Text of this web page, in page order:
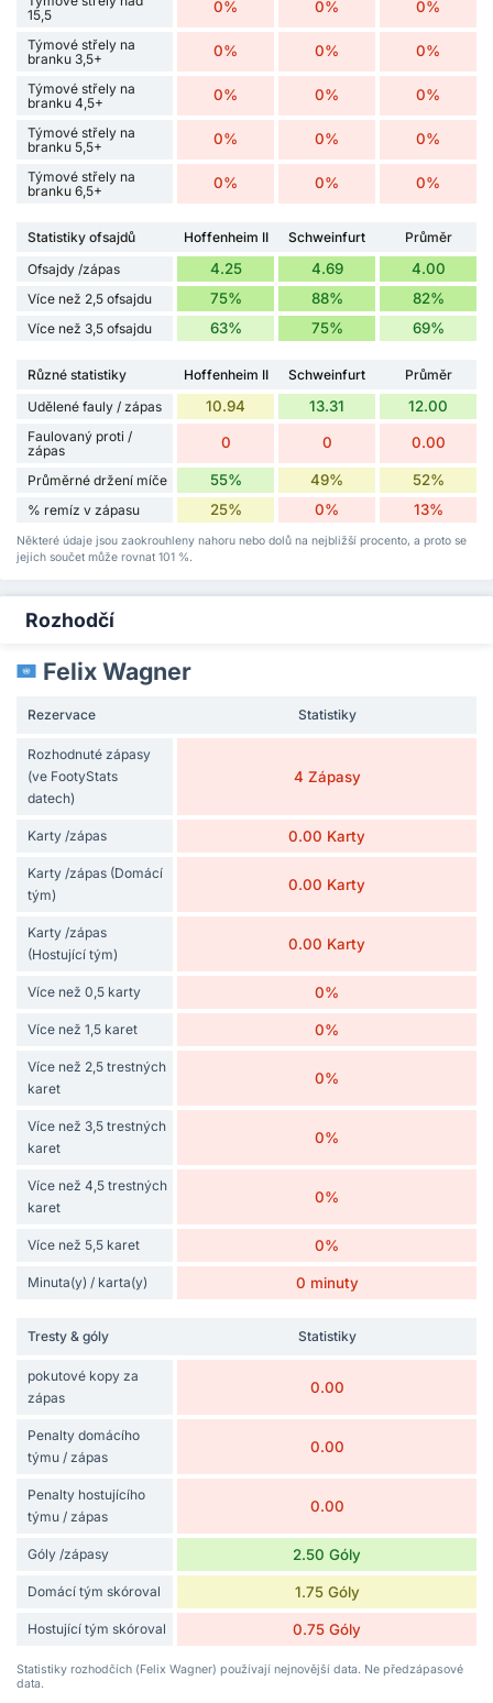
15,5
0% 0% 0%
Týmové střely na
branku 3,5+
0% 0% 0%
Týmové střely na
branku 4,5+
0% 0% 0%
Týmové střely na
branku 5,5+
0% 0% 0%
Týmové střely na
branku 6,5+
0% 0% 0%
Statistiky ofsajdů Hoffenheim II Schweinfurt
Průměr
Ofsajdy /zápas
4.25 4.69 4.00
Více než 2,5 ofsajdu 75% 88% 82%
Více než 3,5 ofsajdu 63% 75% 69%
Různé statistiky Hoffenheim II Schweinfurt
Průměr
Udělené fauly / zápas
10.94 13.31 12.00
Faulovaný proti /
zápas
0 0 0.00
Průměrné držení míče 55% 49% 52%
% remíz v zápasu 25% 0% 13%
Některé údaje jsou zaokrouhleny nahoru nebo dolů na nejbližší procento, a proto se
jejich součet může rovnat 101 %.
Rozhodčí
Felix Wagner
Rezervace Statistiky
Rozhodnuté zápasy
(ve FootyStats
datech)
4 Zápasy
Karty /zápas 0.00 Karty
Karty /zápas (Domácí
tým)
0.00 Karty
Karty /zápas
(Hostující tým)
0.00 Karty
Více než 0,5 karty 0%
Více než 1,5 karet 0%
Více než 2,5 trestných
karet
0%
Více než 3,5 trestných
karet
0%
Více než 4,5 trestných
karet
0%
Více než 5,5 karet 0%
Minuta(y) / karta(y) 0 minuty
Tresty & góly Statistiky
pokutové kopy za
zápas
0.00
Penalty domácího
týmu / zápas
0.00
Penalty hostujícího
týmu / zápas
0.00
Góly /zápasy 2.50 Góly
Domácí tým skóroval 1.75 Góly
Hostující tým skóroval 0.75 Góly
Statistiky rozhodčích (Felix Wagner) používají nejnovější data. Ne předzápasové
data.